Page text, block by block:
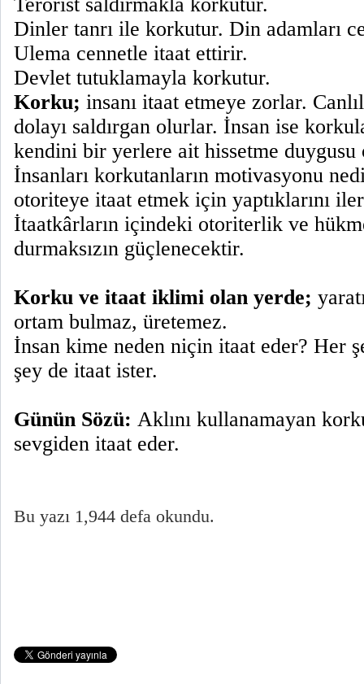
Dinler tanrı ile korkutur. Din adamları
Ulema cennetle itaat ettirir.
Devlet tutuklamayla korkutur.
Korku; insanı itaat etmeye zorlar.
dolayı saldırgan olurlar. İnsan ise
kendini bir yerlere ait hissetme duygusu
İnsanları korkutanların motivasyonu
otoriteye itaat etmek için yaptıklarını
İtaatkârların içindeki otoriterlik ve
durmaksızın güçlenecektir.
Korku ve itaat iklimi olan yerde;
ortam bulmaz, üretemez.
İnsan kime neden niçin itaat eder? Her
şey de itaat ister.
Günün Sözü: Aklını kullanamayan
sevgiden itaat eder.
Bu yazı 1,944 defa okundu.